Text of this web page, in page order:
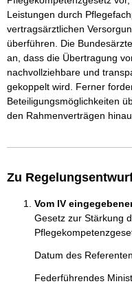
Leistungen durch
vertragsärztlichen
überführen. Die
an, dass die Übertragung
nachvollziehbare und
gekoppelt wird. Ferner
Beteiligungsmöglichkeiten
den Rahmenverträgen
Zu
Vom IV
Gesetz zur Stärkung
Datum des
Federführendes